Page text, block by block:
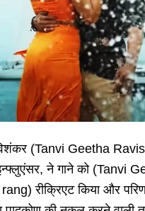
(Tanvi Geetha
ने गाने को (Tanvi
रीक्रिएट किया और